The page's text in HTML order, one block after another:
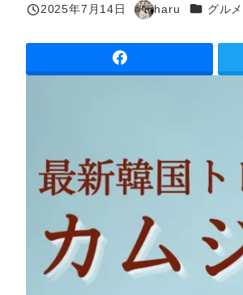
投稿日
2025年7月14日
著
haru カテゴリー
グルメ